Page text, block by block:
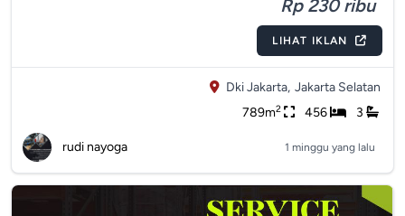
Rp 230 ribu
LIHAT IKLAN
Dki Jakarta, Jakarta Selatan
789m2 456 3
rudi nayoga 1 minggu yang lalu